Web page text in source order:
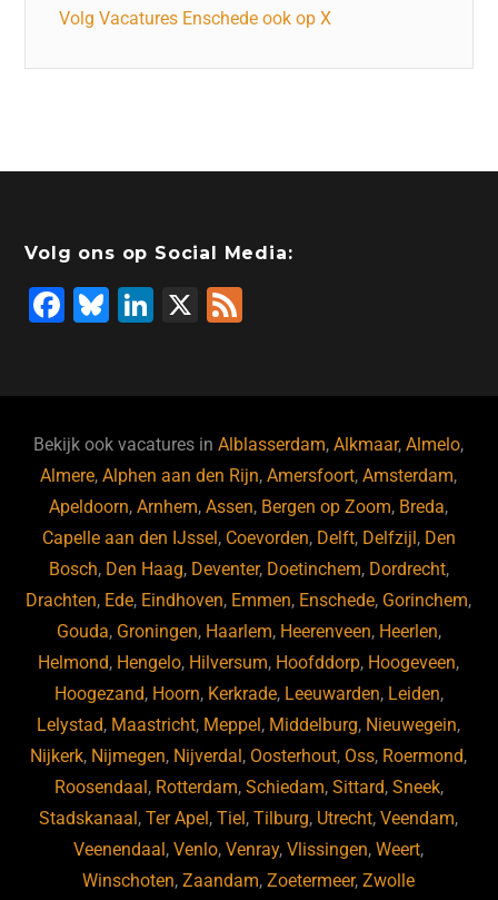
Volg Vacatures Enschede ook op X
Volg ons op Social Media:
F
b
o
o
k
Bl
ky
Li
dI
n
X
Bekijk ook vacatures inAlblasserdam,Alkmaar,Almelo,
Almere,Alphen aan den Rijn,Amersfoort,Amsterdam,
Apeldoorn,Arnhem,Assen, Bergen op Zoom, Breda,
Capelle aan den IJssel, Coevorden, Delft, Delfzijl, Den
Bosch, Den Haag, Deventer, Doetinchem, Dordrecht,
Drachten, Ede, Eindhoven, Emmen, Enschede, Gorinchem,
Gouda, Groningen, Haarlem, Heerenveen, Heerlen,
Helmond, Hengelo, Hilversum, Hoofddorp, Hoogeveen,
Hoogezand, Hoorn, Kerkrade, Leeuwarden, Leiden,
Lelystad, Maastricht, Meppel, Middelburg, Nieuwegein,
Nijkerk, Nijmegen, Nijverdal, Oosterhout, Oss, Roermond,
Roosendaal, Rotterdam, Schiedam, Sittard, Sneek,
Stadskanaal,Ter Apel,Tiel,Tilburg, Utrecht,Veendam,
Veenendaal,Venlo,Venray,Vlissingen,Weert,
Winschoten,Zaandam,Zoetermeer,Zwolle